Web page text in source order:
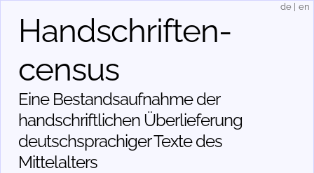
Handschriften­
census
Eine Bestandsaufnahme der
handschriftlichen Über­lieferung
deutschsprachiger Texte des
Mittelalters
de en